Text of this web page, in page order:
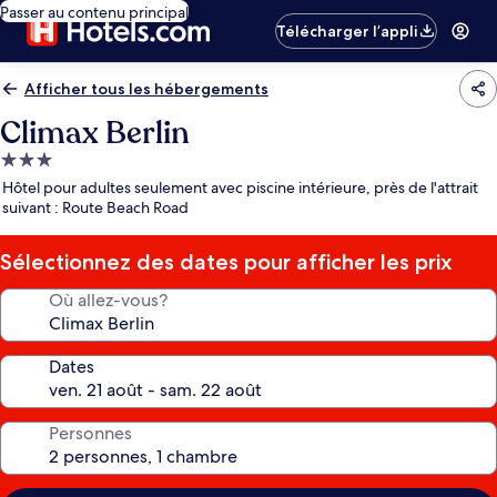
Passer au contenu principal
Télécharger l’appli
Afficher tous les hébergements
Climax Berlin
Hébergement
3.0 étoiles
Hôtel pour adultes seulement avec piscine intérieure, près de l'attrait
suivant : Route Beach Road
Sélectionnez des dates pour afficher les prix
Où allez-vous?
Dates
Personnes